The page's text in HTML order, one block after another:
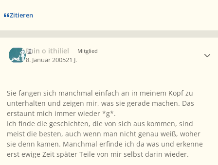
Zitieren
Fuin o ithiliel Mitglied
8. Januar 200521 J.
Sie fangen sich manchmal einfach an in meinem Kopf zu
unterhalten und zeigen mir, was sie gerade machen. Das
erstaunt mich immer wieder *g*.
Ich finde die geschichten, die von sich aus kommen, sind
meist die besten, auch wenn man nicht genau weiß, woher
sie denn kamen. Manchmal erfinde ich da was und erkenne
erst ewige Zeit später Teile von mir selbst darin wieder.